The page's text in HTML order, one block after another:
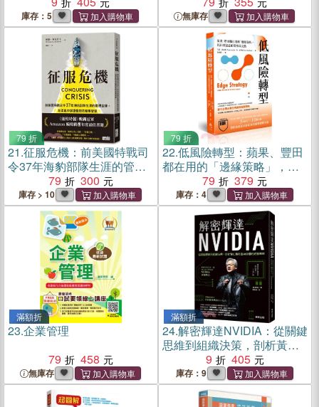
庫存：5 無庫存
79 折
21.征服危機：前美國特戰司
令37年海豹部隊生涯的管理
金律，在混亂中掌握情勢的
領導智慧
79 300
庫存 > 10
79 折
22.低風險轉型：蘋果、豐田
都在用的「邊緣策略」，找
回被遺忘的隱形成長點
79 379
庫存：4
滿額折
23.企業管理
79
458
無庫存
滿額折
24.解密輝達NVIDIA：從關鍵
思維到組織決策，剖析黃仁
勳打造AI帝國的經營策略
9 405
庫存：9